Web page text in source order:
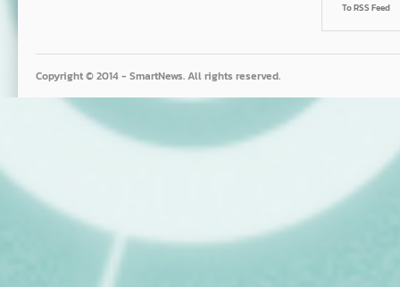
To RSS Feed
Copyright © 2014 - SmartNews. All rights reserved.